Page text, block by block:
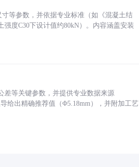
等参数，并依据专业标准（如《混凝土结
度C30下设计值约80kN）。内容涵盖安装
差等关键参数，并提供专业数据来源
给出精确推荐值（Φ5.18mm），并附加工艺